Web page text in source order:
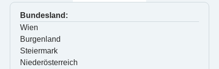
Bundesland:
Wien
Burgenland
Steiermark
Niederösterreich